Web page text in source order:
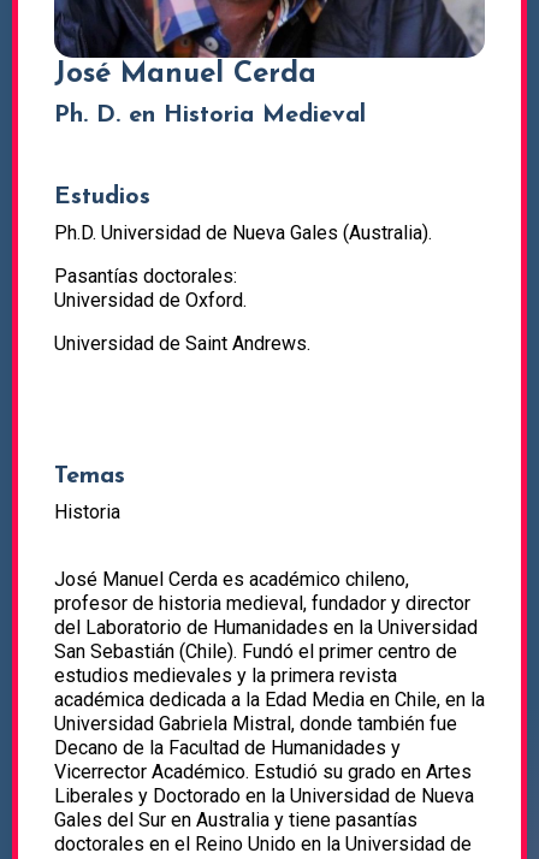
José Manuel Cerda
Ph. D. en Historia Medieval
Estudios
Ph.D. Universidad de Nueva Gales (Australia).
Pasantías doctorales:
Universidad de Oxford.
Universidad de Saint Andrews.
Temas
Historia
José Manuel Cerda es académico chileno,
profesor de historia medieval, fundador y director
del Laboratorio de Humanidades en la Universidad
San Sebastián (Chile). Fundó el primer centro de
estudios medievales y la primera revista
académica dedicada a la Edad Media en Chile, en la
Universidad Gabriela Mistral, donde también fue
Decano de la Facultad de Humanidades y
Vicerrector Académico. Estudió su grado en Artes
Liberales y Doctorado en la Universidad de Nueva
Gales del Sur en Australia y tiene pasantías
doctorales en el Reino Unido en la Universidad de